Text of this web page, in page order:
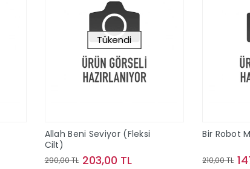
Tükendi
Allah Beni Seviyor (Fleksi
Cilt)
290,00 TL 203,00 TL
Bir Robot
210,00 TL